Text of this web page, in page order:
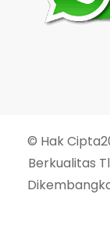
© Hak
Berkualitas